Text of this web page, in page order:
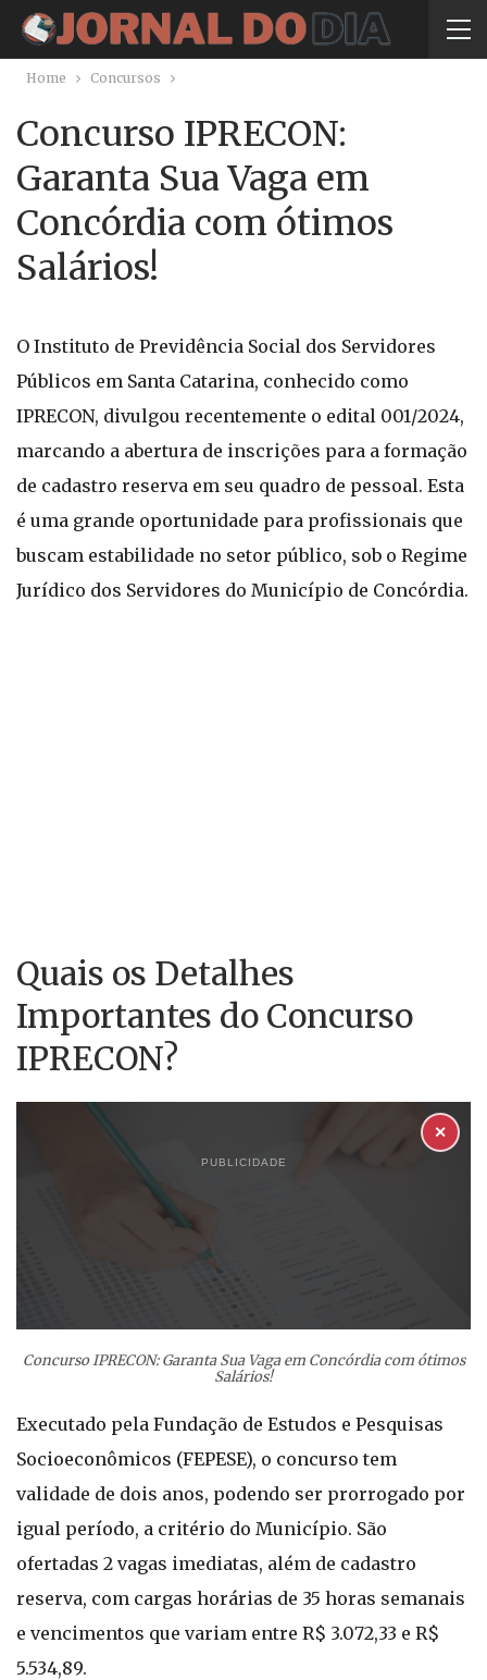
Home Concursos
Concurso IPRECON:
Garanta Sua Vaga em
Concórdia com ótimos
Salários!
O Instituto de Previdência Social dos Servidores
Públicos em Santa Catarina, conhecido como
IPRECON, divulgou recentemente o edital 001/2024,
marcando a abertura de inscrições para a formação
de cadastro reserva em seu quadro de pessoal. Esta
é uma grande oportunidade para profissionais que
buscam estabilidade no setor público, sob o Regime
Jurídico dos Servidores do Município de Concórdia.
Quais os Detalhes
Importantes do Concurso
IPRECON?
PUBLICIDADE
✕
Concurso IPRECON: Garanta Sua Vaga em Concórdia com ótimos
Salários!
Executado pela Fundação de Estudos e Pesquisas
Socioeconômicos (FEPESE), o concurso tem
validade de dois anos, podendo ser prorrogado por
igual período, a critério do Município. São
ofertadas 2 vagas imediatas, além de cadastro
reserva, com cargas horárias de 35 horas semanais
e vencimentos que variam entre R$ 3.072,33 e R$
5.534,89.